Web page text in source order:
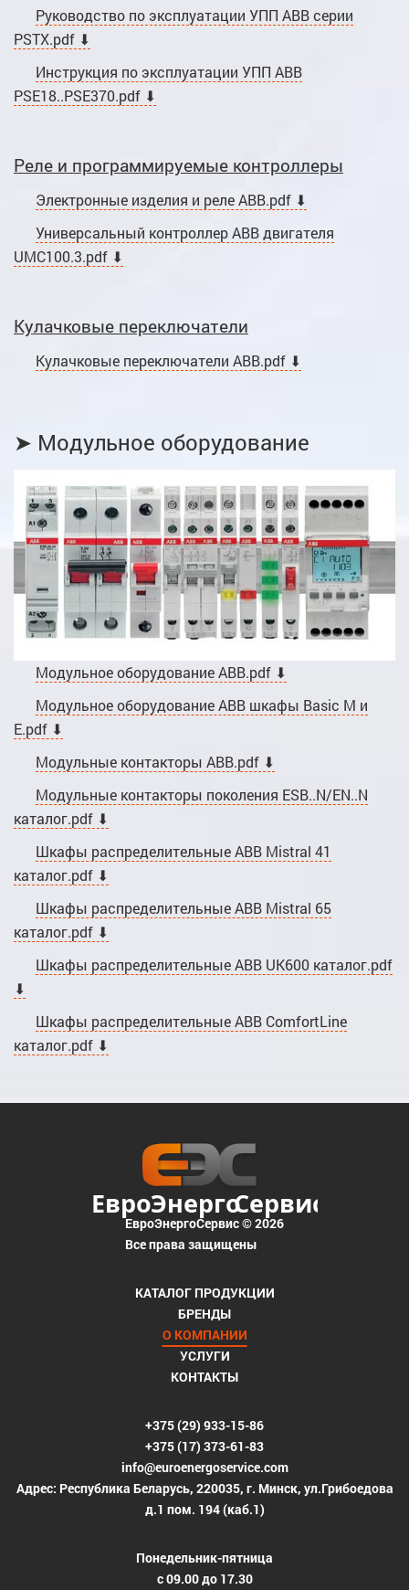
Руководство по эксплуатации УПП ABB серии
PSTX.pdf ⬇
Инструкция по эксплуатации УПП ABB
PSE18..PSE370.pdf ⬇
Реле и программируемые контроллеры
Электронные изделия и реле ABB.pdf ⬇
Универсальный контроллер ABB двигателя
UMC100.3.pdf ⬇
Кулачковые переключатели
Кулачковые переключатели ABB.pdf ⬇
➤ Модульное оборудование
Модульное оборудование ABB.pdf ⬇
Модульное оборудование ABB шкафы Basic M и
E.pdf ⬇
Модульные контакторы ABB.pdf ⬇
Модульные контакторы поколения ESB..N/EN..N
каталог.pdf ⬇
Шкафы распределительные ABB Mistral 41
каталог.pdf ⬇
Шкафы распределительные ABB Mistral 65
каталог.pdf ⬇
Шкафы распределительные ABB UK600 каталог.pdf
⬇
Шкафы распределительные ABB ComfortLine
каталог.pdf ⬇
ЕвроЭнергоСервис © 2026
Все права защищены
КАТАЛОГ ПРОДУКЦИИ
БРЕНДЫ
О КОМПАНИИ
УСЛУГИ
КОНТАКТЫ
+375 (29) 933-15-86
+375 (17) 373-61-83
info@euroenergoservice.com
Адрес: Республика Беларусь, 220035, г. Минск, ул.Грибоедова
д.1 пом. 194 (каб.1)
Понедельник-пятница
с 09.00 до 17.30